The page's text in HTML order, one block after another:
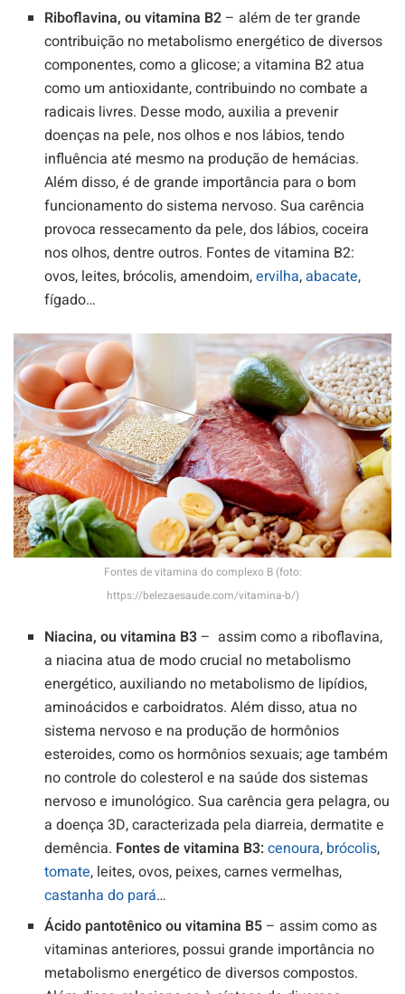
Riboflavina, ou vitamina B2 – além de ter grande
contribuição no metabolismo energético de diversos
componentes, como a glicose; a vitamina B2 atua
como um antioxidante, contribuindo no combate a
radicais livres. Desse modo, auxilia a prevenir
doenças na pele, nos olhos e nos lábios, tendo
influência até mesmo na produção de hemácias.
Além disso, é de grande importância para o bom
funcionamento do sistema nervoso. Sua carência
provoca ressecamento da pele, dos lábios, coceira
nos olhos, dentre outros. Fontes de vitamina B2:
ovos, leites, brócolis, amendoim,ervilha,abacate,
fígado…
Fontes de vitamina do complexo B (foto:
https://belezaesaude.com/vitamina-b/)
Niacina, ou vitamina B3 – assim como a riboflavina,
a niacina atua de modo crucial no metabolismo
energético, auxiliando no metabolismo de lipídios,
aminoácidos e carboidratos. Além disso, atua no
sistema nervoso e na produção de hormônios
esteroides, como os hormônios sexuais; age também
no controle do colesterol e na saúde dos sistemas
nervoso e imunológico. Sua carência gera pelagra, ou
a doença 3D, caracterizada pela diarreia, dermatite e
demência. Fontes de vitamina B3:cenoura, brócolis,
tomate, leites, ovos, peixes, carnes vermelhas,
castanha do pará…
Ácido pantotênico ou vitamina B5 – assim como as
vitaminas anteriores, possui grande importância no
metabolismo energético de diversos compostos.